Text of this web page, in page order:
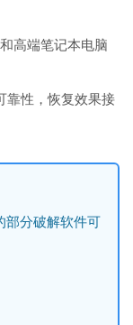
高端笔记本电脑
靠性，恢复效果接
部分破解软件可